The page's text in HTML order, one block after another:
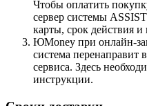
Чтобы оплатить
сервер системы
карты, срок действия и
ЮMoney при онлайн-
система перенаправит
сервиса. Здесь
инструкции.